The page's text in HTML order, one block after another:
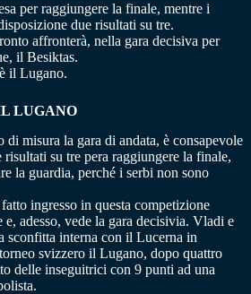
per raggiungere la finale, mentre i
due risultati su tre.
affronterà, nella gara decisiva per
il Besiktas.
il Lugano.
LUGANO
di misura la gara di andata, è consapevole
su tre pera raggiungere la finale,
la guardia, perché i serbi non sono
ingresso in questa competizione
adesso, vede la gara decisivia. Vladi e
sconfitta interna con il Lucerna in
svizzero il Lugano, dopo quattro
delle inseguitrici con 9 punti ad una